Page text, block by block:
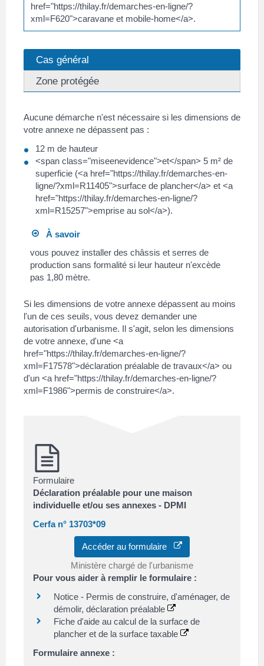
href="https://thilay.fr/demarches-en-ligne/?
xml=F620">caravane et mobile-home</a>.
Cas général
Zone protégée
Aucune démarche n'est nécessaire si les dimensions de
votre annexe ne dépassent pas :
12 m de hauteur
<span class="miseenevidence">et</span> 5 m² de
superficie (<a href="https://thilay.fr/demarches-en-
ligne/?xml=R11405">surface de plancher</a> et <a
href="https://thilay.fr/demarches-en-ligne/?
xml=R15257">emprise au sol</a>).
À savoir
vous pouvez installer des châssis et serres de
production sans formalité si leur hauteur n'excède
pas 1,80 mètre.
Si les dimensions de votre annexe dépassent au moins
l'un de ces seuils, vous devez demander une
autorisation d'urbanisme. Il s'agit, selon les dimensions
de votre annexe, d'une <a
href="https://thilay.fr/demarches-en-ligne/?
xml=F17578">déclaration préalable de travaux</a> ou
d'un <a href="https://thilay.fr/demarches-en-ligne/?
xml=F1986">permis de construire</a>.
Formulaire
Déclaration préalable pour une maison
individuelle et/ou ses annexes - DPMI
Cerfa n° 13703*09
Accéder au formulaire
Ministère chargé de l'urbanisme
Pour vous aider à remplir le formulaire :
Notice - Permis de construire, d'aménager, de
démolir, déclaration préalable
Fiche d'aide au calcul de la surface de
plancher et de la surface taxable
Formulaire annexe :